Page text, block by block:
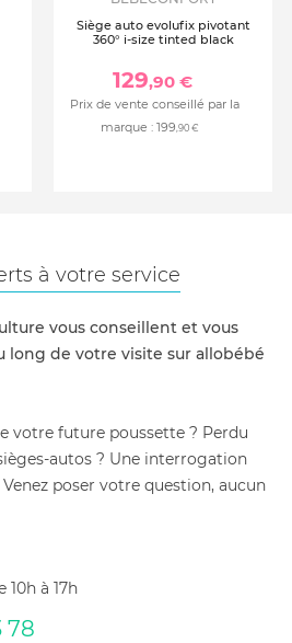
Siège auto evolufix pivotant
360° i-size tinted black
129,90 €
Prix de vente conseillé par la
marque : 199,90 €
à votre service
vous conseillent et vous
long de votre visite sur allobébé
votre future poussette ? Perdu
autos ? Une interrogation
poser votre question, aucun
10h à 17h
78